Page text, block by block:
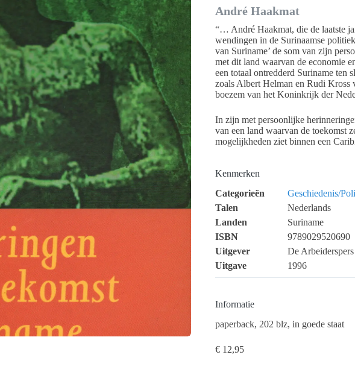
André Haakmat
“… André Haakmat, die de laatste
wendingen in de Surinaamse
van Suriname’ de som van zijn
met dit land waarvan de economie
een totaal ontredderd Suriname ten
zoals Albert Helman en Rudi Kross
boezem van het Koninkrijk der
In zijn met persoonlijke
van een land waarvan de toekomst
mogelijkheden ziet binnen een
Kenmerken
Categorieën
Geschiedenis/
Talen
Nederlands
Landen
Suriname
ISBN
9789029520690
Uitgever
De Arbeiderspers
Uitgave
1996
Informatie
paperback, 202 blz, in goede staat
€ 12,95